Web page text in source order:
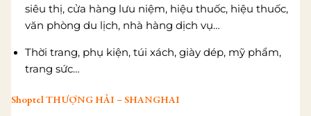
siêu thị, cửa hàng lưu niệm, hiệu thuốc, hiệu thuốc,
văn phòng du lịch, nhà hàng dịch vụ…
Thời trang, phụ kiện, túi xách, giày dép, mỹ phẩm,
trang sức…
Shoptel THƯỢNG HẢI – SHANGHAI